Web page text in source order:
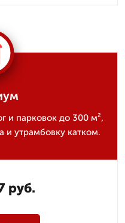
и парковок до 300 м²,
и утрамбовку катком.
руб.